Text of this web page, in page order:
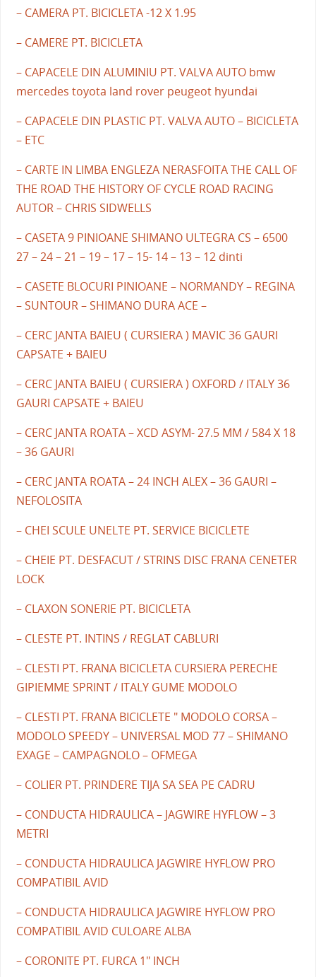
– CAMERA PT. BICICLETA -12 X 1.95
– CAMERE PT. BICICLETA
– CAPACELE DIN ALUMINIU PT. VALVA AUTO bmw
mercedes toyota land rover peugeot hyundai
– CAPACELE DIN PLASTIC PT. VALVA AUTO – BICICLETA
– ETC
– CARTE IN LIMBA ENGLEZA NERASFOITA THE CALL OF
THE ROAD THE HISTORY OF CYCLE ROAD RACING
AUTOR – CHRIS SIDWELLS
– CASETA 9 PINIOANE SHIMANO ULTEGRA CS – 6500
27 – 24 – 21 – 19 – 17 – 15- 14 – 13 – 12 dinti
– CASETE BLOCURI PINIOANE – NORMANDY – REGINA
– SUNTOUR – SHIMANO DURA ACE –
– CERC JANTA BAIEU ( CURSIERA ) MAVIC 36 GAURI
CAPSATE + BAIEU
– CERC JANTA BAIEU ( CURSIERA ) OXFORD / ITALY 36
GAURI CAPSATE + BAIEU
– CERC JANTA ROATA – XCD ASYM- 27.5 MM / 584 X 18
– 36 GAURI
– CERC JANTA ROATA – 24 INCH ALEX – 36 GAURI –
NEFOLOSITA
– CHEI SCULE UNELTE PT. SERVICE BICICLETE
– CHEIE PT. DESFACUT / STRINS DISC FRANA CENETER
LOCK
– CLAXON SONERIE PT. BICICLETA
– CLESTE PT. INTINS / REGLAT CABLURI
– CLESTI PT. FRANA BICICLETA CURSIERA PERECHE
GIPIEMME SPRINT / ITALY GUME MODOLO
– CLESTI PT. FRANA BICICLETE " MODOLO CORSA –
MODOLO SPEEDY – UNIVERSAL MOD 77 – SHIMANO
EXAGE – CAMPAGNOLO – OFMEGA
– COLIER PT. PRINDERE TIJA SA SEA PE CADRU
– CONDUCTA HIDRAULICA – JAGWIRE HYFLOW – 3
METRI
– CONDUCTA HIDRAULICA JAGWIRE HYFLOW PRO
COMPATIBIL AVID
– CONDUCTA HIDRAULICA JAGWIRE HYFLOW PRO
COMPATIBIL AVID CULOARE ALBA
– CORONITE PT. FURCA 1" INCH